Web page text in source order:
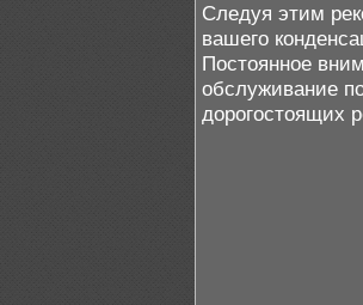
Следуя этим
вашего
Постоянное
обслуживание
дорогостоящих